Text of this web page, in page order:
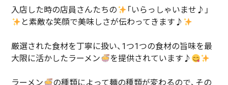
入店した時の店員さんたちの
「いらっしゃいませ♪」
と素敵な笑顔で美味しさが伝わってきます♪
厳選された食材を丁寧に扱い、1つ1つの食材の旨味を最
大限に活かしたラーメン
を提供されています♪
ラーメン
の種類によって麺の種類が変わるので、その